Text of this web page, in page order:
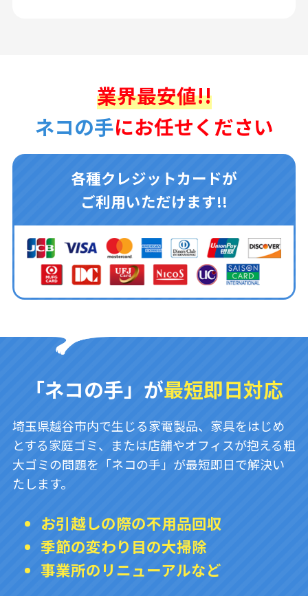
業界最安値!!
ネコの手にお任せください
各種クレジットカードが
ご利用いただけます!!
「ネコの手」が最短即日対応
埼玉県越谷市内で生じる家電製品、家具をはじめ
とする家庭ゴミ、または店舗やオフィスが抱える粗
大ゴミの問題を「ネコの手」が最短即日で解決い
たします。
お引越しの際の不用品回収
季節の変わり目の大掃除
事業所のリニューアルなど